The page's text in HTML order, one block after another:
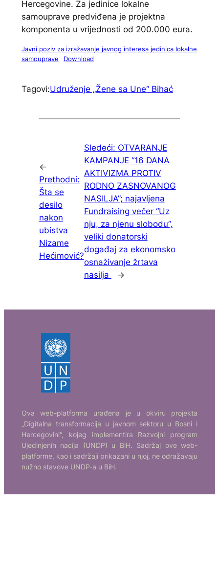
Hercegovine. Za jedinice lokalne
samouprave predviđena je projektna
komponenta u vrijednosti od 200.000 eura.
Javni poziv za izražavanje javnog interesa jedinica lokalne
samouprave
Download
Tagovi:Udruženje „Žene sa Une“ Bihać
←
Prethodni:
Šta se
desilo
nakon
ubistva
Nizame
Hećimović?
Sledeći: OTVARANJE
KAMPANJE “16 DANA
AKTIVIZMA PROTIV
RODNO ZASNOVANOG
NASILJA”; najavljena
Fundraising večer “Uz
nju, za njenu slobodu”,
veliki donatorski
događaj za ekonomsko
osnaživanje žrtava
nasilja
→
Ova web-platforma urađena je u okviru projekta
„Digitalna transformacija u javnom sektoru u Bosni i
Hercegovini“, kojeg implementira Razvojni program
Ujedinjenih nacija (UNDP) u BiH. Sadržaj ove web-
platforme, kao i sadržaji prikazani u njoj, ne odražavaju
nužno stavove UNDP-a u BiH.